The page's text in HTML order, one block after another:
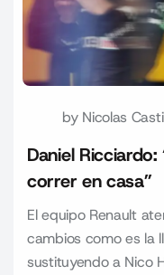
by Nicolas
Daniel
correr en casa”
El equipo Renault
cambios como es la
sustituyendo a Nico